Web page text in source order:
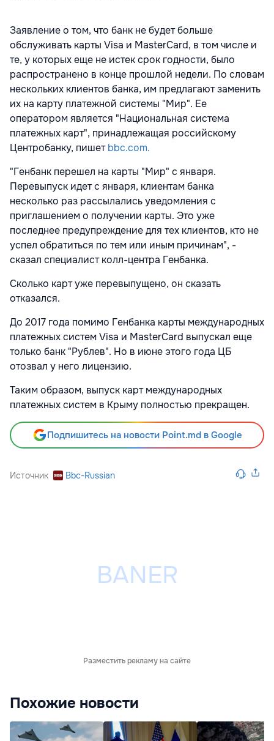
Заявление о том, что банк не будет больше
обслуживать карты Visa и MasterCard, в том числе и
те, у которых еще не истек срок годности, было
распространено в конце прошлой недели. По словам
нескольких клиентов банка, им предлагают заменить
их на карту платежной системы "Мир". Ее
оператором является "Национальная система
платежных карт", принадлежащая российскому
Центробанку, пишетbbc.com.
"Генбанк перешел на карты "Мир" с января.
Перевыпуск идет с января, клиентам банка
несколько раз рассылались уведомления с
приглашением о получении карты. Это уже
последнее предупреждение для тех клиентов, кто не
успел обратиться по тем или иным причинам", -
сказал специалист колл-центра Генбанка.
Сколько карт уже перевыпущено, он сказать
отказался.
До 2017 года помимо Генбанка карты международных
платежных систем Visa и MasterCard выпускал еще
только банк "Рублев". Но в июне этого года ЦБ
отозвал у него лицензию.
Таким образом, выпуск карт международных
платежных систем в Крыму полностью прекращен.
Подпишитесь на новости Point.md в Google
Источник Bbc-Russian
Разместить рекламу на сайте
Похожие новости